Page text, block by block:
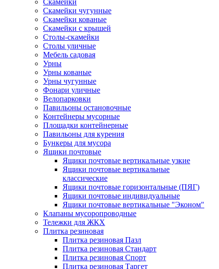
Скамейки
Скамейки чугунные
Скамейки кованые
Скамейки с крышей
Столы-скамейки
Столы уличные
Мебель садовая
Урны
Урны кованые
Урны чугунные
Фонари уличные
Велопарковки
Павильоны остановочные
Контейнеры мусорные
Площадки контейнерные
Павильоны для курения
Бункеры для мусора
Ящики почтовые
Ящики почтовые вертикальные узкие
Ящики почтовые вертикальные
классические
Ящики почтовые горизонтальные (ПЯГ)
Ящики почтовые индивидуальные
Ящики почтовые вертикальные "Эконом"
Клапаны мусоропроводные
Тележки для ЖКХ
Плитка резиновая
Плитка резиновая Пазл
Плитка резиновая Стандарт
Плитка резиновая Спорт
Плитка резиновая Таргет